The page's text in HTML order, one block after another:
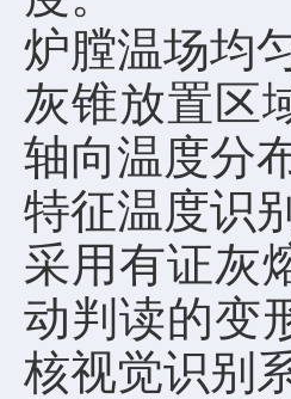
炉膛温场均
灰锥放置区
轴向温度分
特征温度识
采用有证灰
动判读的变
核视觉识别